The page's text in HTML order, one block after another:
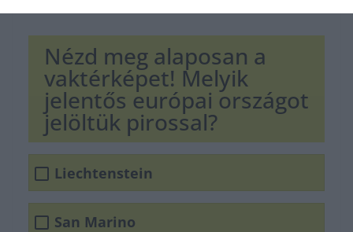
Nézd meg alaposan a
vaktérképet! Melyik
jelentős európai országot
jelöltük pirossal?
Liechtenstein
San Marino